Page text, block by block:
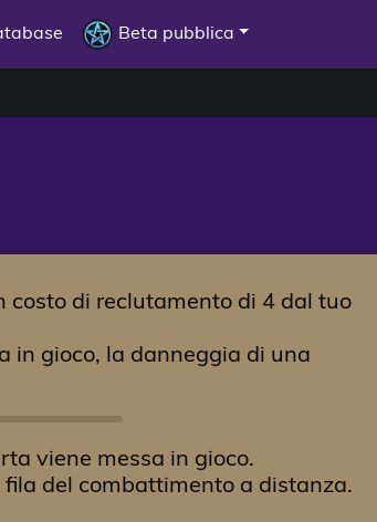
Beta pubblica
costo di reclutamento di 4 dal tuo
in gioco, la danneggia di una
viene messa in gioco.
del combattimento a distanza.